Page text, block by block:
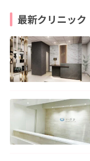
最新クリニック